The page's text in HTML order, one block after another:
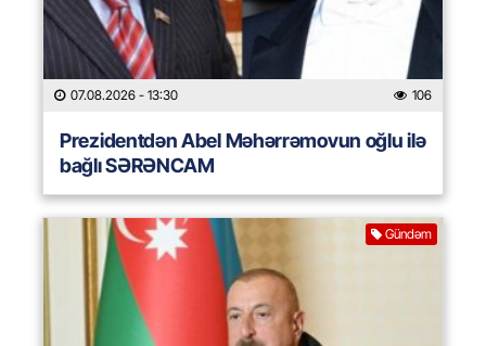
07.08.2026 - 13:30 106
Prezidentdən Abel Məhərrəmovun oğlu ilə
bağlı SƏRƏNCAM
Gündəm